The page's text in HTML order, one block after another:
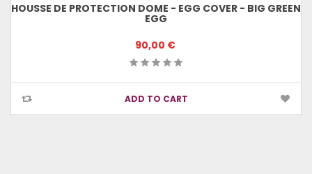
HOUSSE DE PROTECTION DOME - EGG COVER - BIG GREEN
EGG
90,00 €
ADD TO CART